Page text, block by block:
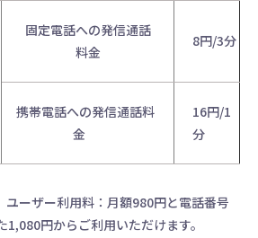
固定電話への発信通話
料金
8円/3分
携帯電話への発信通話料
金
16円/1
分
ユーザー利用料：月額980円と電話番号
円からご利用いただけます。